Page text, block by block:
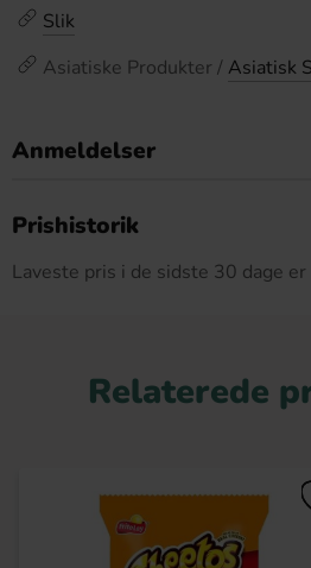
Slik
Asiatiske Produkter / Asiatisk
Anmeldelser
Prishistorik
Laveste pris i de sidste 30 dage
Relaterede